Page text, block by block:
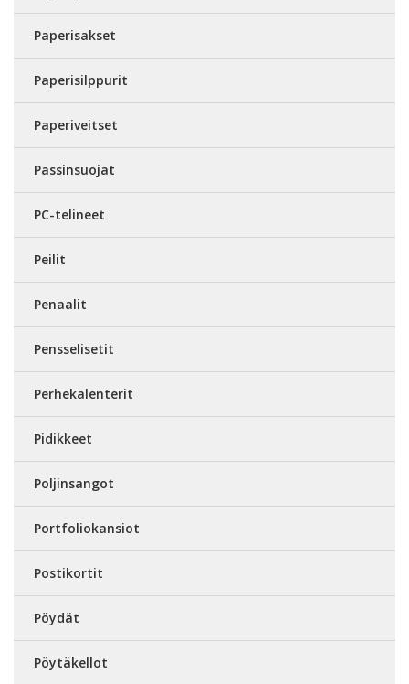
Paperisakset
Paperisilppurit
Paperiveitset
Passinsuojat
PC-telineet
Peilit
Penaalit
Pensselisetit
Perhekalenterit
Pidikkeet
Poljinsangot
Portfoliokansiot
Postikortit
Pöydät
Pöytäkellot